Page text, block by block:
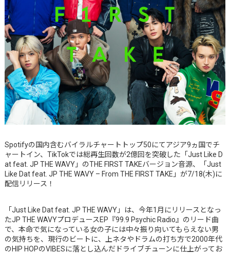
Spotifyの国内含むバイラルチャートトップ50にてアジア9ヵ国でチ
ャートイン、TikTokでは総再生回数が2億回を突破した「Just Like D
at feat. JP THE WAVY」のTHE FIRST TAKEバージョン音源、「Just
Like Dat feat. JP THE WAVY – From THE FIRST TAKE」が7/18(木)に
配信リリース！
「Just Like Dat feat. JP THE WAVY」は、今年1月にリリースとなっ
たJP THE WAVYプロデュースEP『99.9 Psychic Radio』のリード曲
で、本命で気になっている女の子には中々振り向いてもらえない男
の気持ちを、現行のビートに、上ネタやドラムの打ち方で2000年代
のHIP HOPのVIBESに落とし込んだドライブチューンに仕上がってお